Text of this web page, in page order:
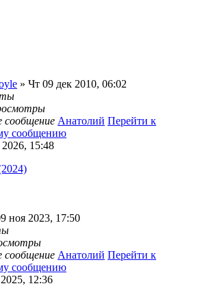
» Чт 09 дек 2010, 06:02
сообщение Анатолий Перейти к
сообщению
15:48
ноя 2023, 17:50
сообщение Анатолий Перейти к
сообщению
12:36